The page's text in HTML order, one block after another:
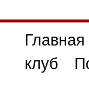
Главная
клуб